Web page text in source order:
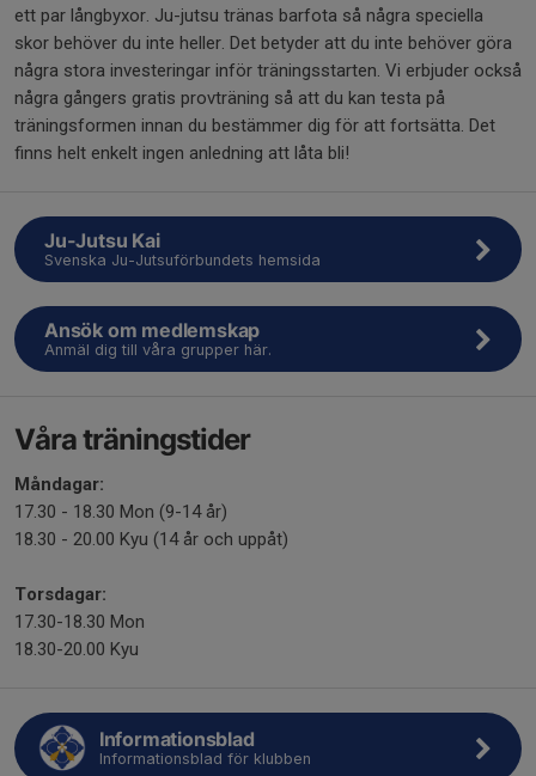
ett par långbyxor. Ju-jutsu tränas barfota så några speciella
skor behöver du inte heller. Det betyder att du inte behöver göra
några stora investeringar inför träningsstarten. Vi erbjuder också
några gångers gratis provträning så att du kan testa på
träningsformen innan du bestämmer dig för att fortsätta. Det
finns helt enkelt ingen anledning att låta bli!
Ju-Jutsu Kai
Svenska Ju-Jutsuförbundets hemsida
Ansök om medlemskap
Anmäl dig till våra grupper här.
Våra träningstider
Måndagar:
17.30 - 18.30 Mon (9-14 år)
18.30 - 20.00 Kyu (14 år och uppåt)
Torsdagar:
17.30-18.30 Mon
18.30-20.00 Kyu
Informationsblad
Informationsblad för klubben